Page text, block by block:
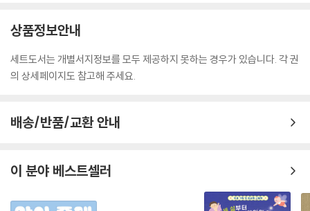
나와 가족 - 나의 몸과 마음
소중한 가족 - 소중한 나
초등 교과 연계
상품정보안내
세트도서는 개별서지정보를 모두 제공하지 못하는 경우가 있습니다. 각 권
의 상세페이지도 참고해 주세요.
배송/반품/교환 안내
이 분야 베스트셀러